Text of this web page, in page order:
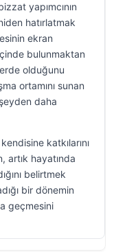
yapımcının
hatırlatmak
ekran
bulunmaktan
olduğunu
ortamını sunan
daha
katkılarını
artık hayatında
belirtmek
bir dönemin
geçmesini